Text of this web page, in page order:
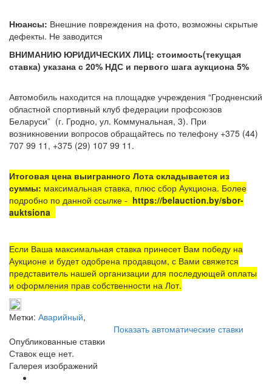
Нюансы: Внешние повреждения на фото, возможны скрытые
дефекты. Не заводится
ВНИМАНИЮ ЮРИДИЧЕСКИХ ЛИЦ: стоимость(текущая
ставка) указана с 20% НДС и первого шага аукциона 5%
Автомобиль находится на площадке учреждения “Гродненский
областной спортивный клуб федерации профсоюзов
Беларуси” (г. Гродно, ул. Коммунальная, 3). При
возникновении вопросов обращайтесь по телефону +375 (44)
707 99 11, +375 (29) 107 99 11.
Итоговая цена выигранного Лота складывается из
суммы: максимальная ставка, плюс сбор Аукциона. Более
подробно по данной ссылке - https://belauction.by/sbor-
auktsiona
Если Ваша максимальная ставка принесет Вам победу на
Аукционе и будет одобрена продавцом, с Вами свяжется
представитель нашей организации для последующей оплаты
и оформления прав собственности на Лот.
Метки: Аварийный,
Показать автоматические ставки
Опубликованные ставки
Ставок еще нет.
Галерея изображений